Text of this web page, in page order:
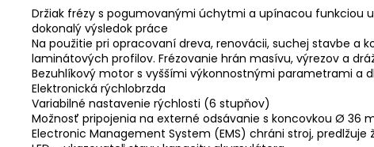
Držiak frézy s pogumovanými úchytmi a upínacou funkciou
dokonalý výsledok práce
Na použitie pri opracovaní dreva, renovácii, suchej stavbe a
laminátových profilov. Frézovanie hrán masívu, výrezov a
Bezuhlíkový motor s vyššími výkonnostnými parametrami a
Elektronická rýchlobrzda
Variabilné nastavenie rýchlosti (6 stupňov)
Možnosť pripojenia na externé odsávanie s koncovkou Ø 36
Electronic Management System (EMS) chráni stroj,